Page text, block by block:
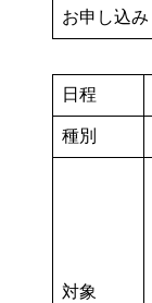
お申し込み
日程
種別
対象